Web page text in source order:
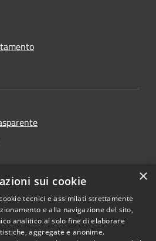
Copyright © 2026 • Unione
×
sui cookie
tecnici e assimilati strettamente
e alla navigazione del sito,
analitico al solo fine di elaborare
aggregate e anonime.